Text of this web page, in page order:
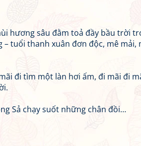
hương sâu đằm toả đầy bầu trời
tuổi thanh xuân đơn độc, mê mải,
đi tìm một làn hơi ấm, đi mãi đi
Sả chạy suốt những chân đồi…